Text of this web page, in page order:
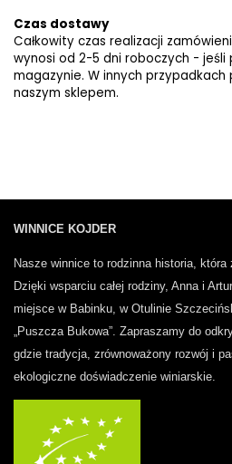
Czas dostawy
Całkowity czas realizacji
wynosi od 2-5 dni roboczych - jeśli
magazynie. W innych
naszym sklepem.
WINNICE KOJDER
Nasze winnice to rodzinna historia, która
Dzięki wsparciu całej rodziny, Anna i
miejsce w Babinku, w Otulinie
„Puszcza Bukowa”. Zapraszamy do
gdzie tradycja, zrównoważony rozwój i
ekologiczne doświadczenie winiarskie.